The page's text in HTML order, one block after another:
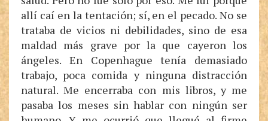
allí caí en la tentación; sí, en el pecado. No se
trataba de vicios ni debilidades, sino de esa
maldad más grave por la que cayeron los
ángeles. En Copenhague tenía demasiado
trabajo, poca comida y ninguna distracción
natural. Me encerraba con mis libros, y me
pasaba los meses sin hablar con ningún ser